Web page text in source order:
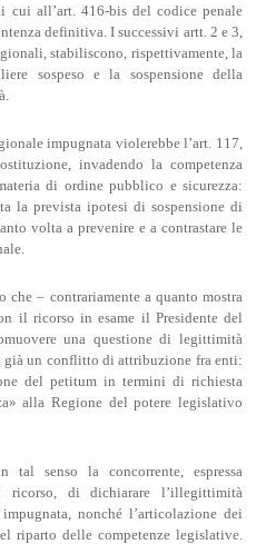
all’art. 416-bis del codice penale
definitiva. I successivi artt. 2 e 3,
stabiliscono, rispettivamente, la
sospeso e la sospensione della
impugnata violerebbe l’art. 117,
invadendo la competenza
di ordine pubblico e sicurezza:
la prevista ipotesi di sospensione di
volta a prevenire e a contrastare le
– contrariamente a quanto mostra
il ricorso in esame il Presidente del
una questione di legittimità
un conflitto di attribuzione fra enti:
del petitum in termini di richiesta
alla Regione del potere legislativo
tal senso la concorrente, espressa
ricorso, di dichiarare l’illegittimità
nonché l’articolazione dei
riparto delle competenze legislative.